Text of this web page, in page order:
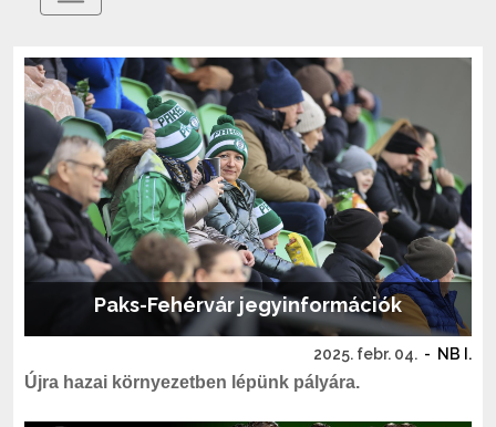
Paks-Fehérvár jegyinformációk
2025. febr. 04. - NB I.
Újra hazai környezetben lépünk pályára.